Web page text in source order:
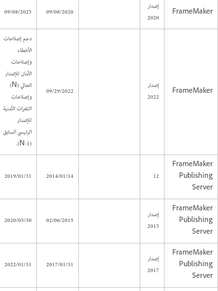
FrameMaker
إصدار
2020
09/08/2020
09/08/2025
FrameMaker
إصدار
2022
09/29/2022
دعم إصلاحات
الأخطاء
وإصلاحات
الأمان للإصدار
الحالي (N)
وإصلاحات
الثغرات الأمنية
للإصدار
الرئيسي السابق
(N-1).
FrameMaker
Publishing
Server
12
2014/01/14
2019/01/31
FrameMaker
Publishing
Server
إصدار
2015
02/06/2015
2020/05/30
FrameMaker
Publishing
Server
إصدار
2017
2017/01/31
2022/01/31